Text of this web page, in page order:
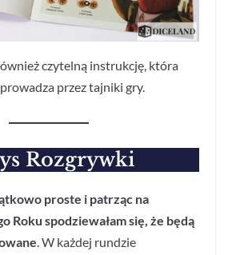
czytelną instrukcję, która
przez tajniki gry.
Rozgrywki
proste i patrząc na
Roku spodziewałam się, że będą
. W każdej rundzie